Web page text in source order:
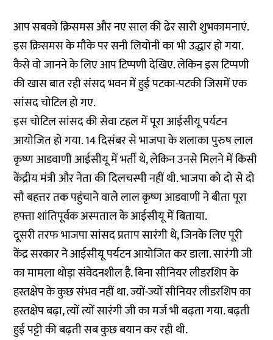
आप सबको क्रिसमस और नए साल की ढेर सारी शुभकामनाएं.
इस क्रिसमस के मौके पर सनी लियोनी का भी उद्धार हो गया.
कैसे वो जानने के लिए आप टिप्पणी देखिए. लेकिन इस टिप्पणी
की खास बात रही संसद भवन में हुई पटका-पटकी जिसमें एक
सांसद चोटिल हो गए.
इस चोटिल सांसद की सेवा टहल में पूरा आईसीयू पर्यटन
आयोजित हो गया. 14 दिसंबर से भाजपा के शलाका पुरुष लाल
कृष्ण आडवाणी आईसीयू में भर्ती थे, लेकिन उनसे मिलने में किसी
केंद्रीय मंत्री और नेता की दिलचस्पी नहीं थी. भाजपा को दो से दो
सौ बहत्तर तक पहुंचाने वाले लाल कृष्ण आडवाणी ने बीता पूरा
हफ्ता शांतिपूर्वक अस्पताल के आईसीयू में बिताया.
दूसरी तरफ भाजपा सांसद प्रताप सारंगी थे, जिनके लिए पूरी
केंद्र सरकार ने आईसीयू पर्यटन आयोजित कर डाला. सारंगी जी
का मामला थोड़ा संवेदनशील है. बिना सीनियर लीडरशिप के
हस्तक्षेप के कुछ संभव नहीं था. ज्यों-ज्यों सीनियर लीडरशिप का
हस्तक्षेप बढ़ा, त्यों त्यों सारंगी जी का मर्ज भी बढ़ता गया. बढ़ती
हुई पट्टी की बढ़ती सब कुछ बयान कर रही थी.